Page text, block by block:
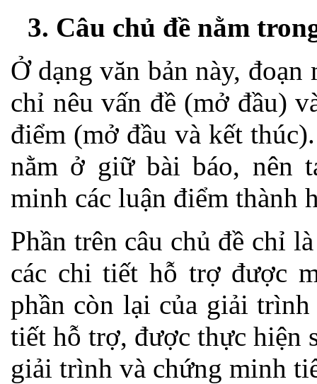
3. Câu chủ đề nằm
Ở dạng văn bản này,
chỉ nêu vấn đề (mở đầu)
điểm (mở đầu và kết
nằm ở giữ bài báo, nên
minh các luận điểm thành
Phần trên câu chủ đề chỉ
các chi tiết hỗ trợ được
phần còn lại của giải
tiết hỗ trợ, được thực hiện
giải trình và chứng minh